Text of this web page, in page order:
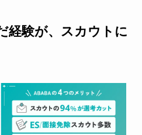
経験が、スカウトに